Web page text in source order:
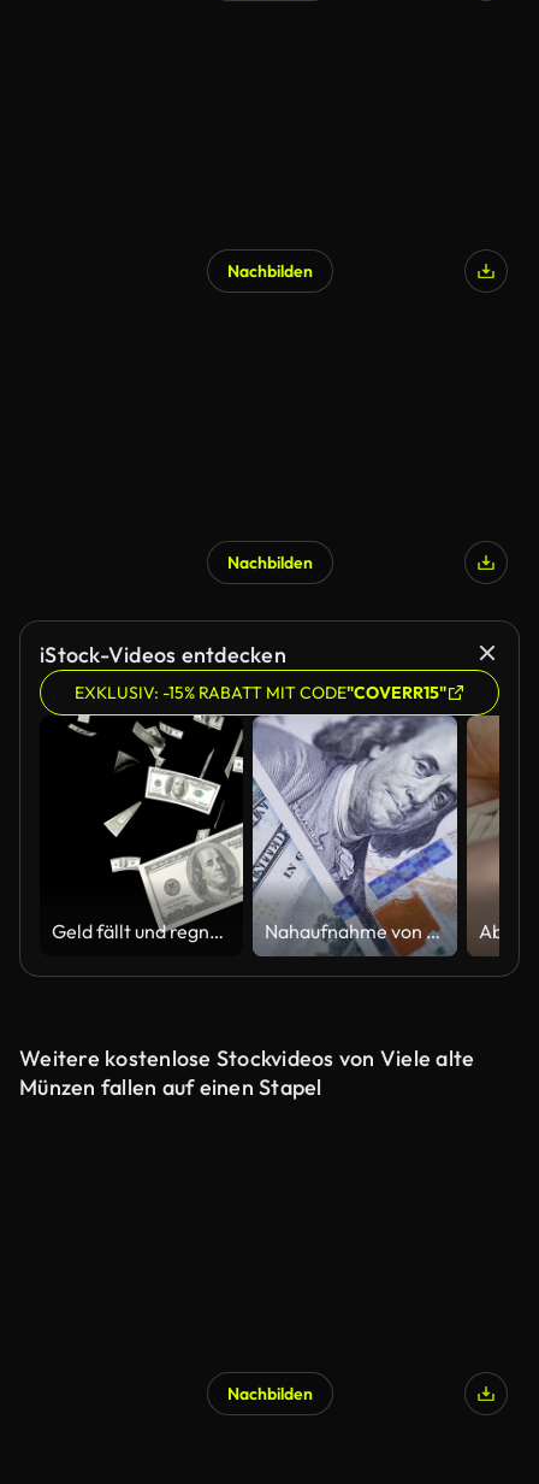
Nachbilden
Nachbilden
iStock-Videos entdecken
EXKLUSIV: -15% RABATT MIT CODE"COVERR15"
Geld fällt und regnet auf transparentem Hintergrund Nahaufnahme von Hundert-Dollar-Scheinen. Diaaufnahme der detaillierten Makrotextur von Hundert-Dollar-Scheinen. Detailansicht eines Teils der Banknote.
Weitere kostenlose Stockvideos von Viele alte
Münzen fallen auf einen Stapel
Nachbilden